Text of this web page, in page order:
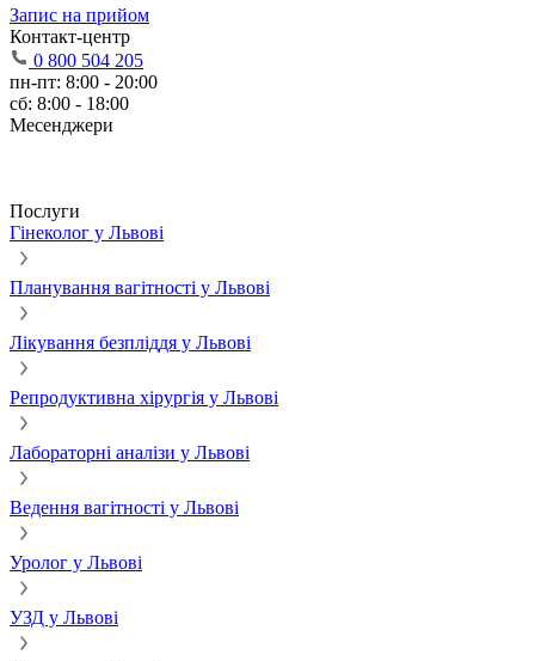
Запис на прийом
Контакт-центр
0 800 504 205
пн-пт: 8:00 - 20:00
сб: 8:00 - 18:00
Месенджери
Послуги
Гінеколог у Львові
Планування вагітності у Львові
Лікування безпліддя у Львові
Репродуктивна хірургія у Львові
Лабораторні аналізи у Львові
Ведення вагітності у Львові
Уролог у Львові
УЗД у Львові